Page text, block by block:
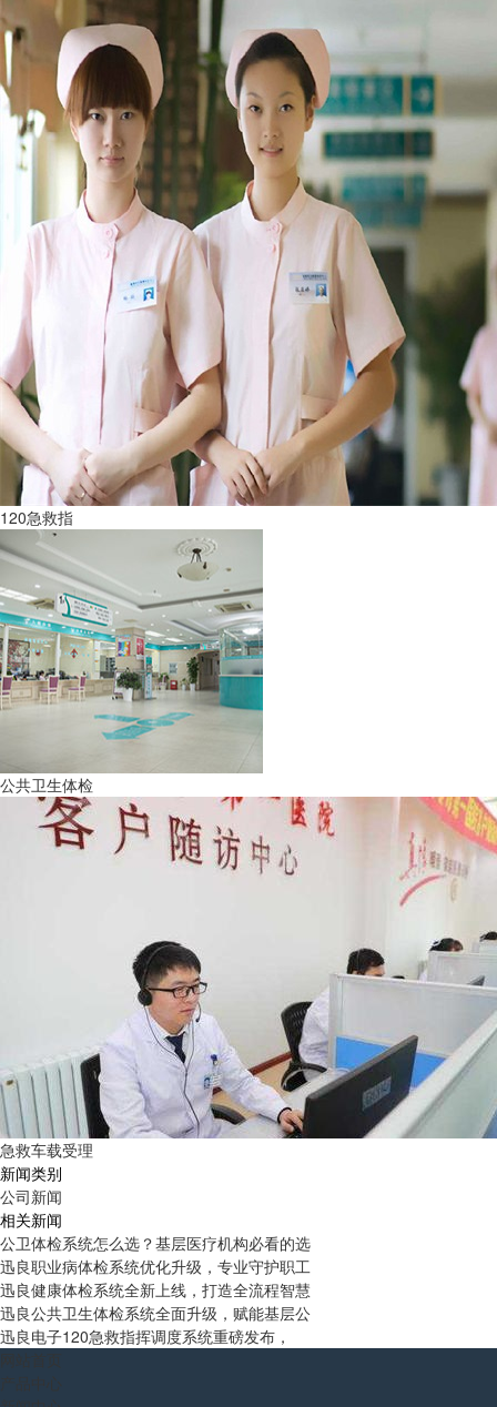
120急救指
公共卫生体检
急救车载受理
新闻类别
公司新闻
相关新闻
公卫体检系统怎么选？基层医疗机构必看的选
迅良职业病体检系统优化升级，专业守护职工
迅良健康体检系统全新上线，打造全流程智慧
迅良公共卫生体检系统全面升级，赋能基层公
迅良电子120急救指挥调度系统重磅发布，